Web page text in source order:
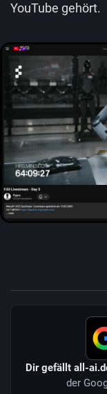
YouTube gehört.
Dir gefällt all-
der